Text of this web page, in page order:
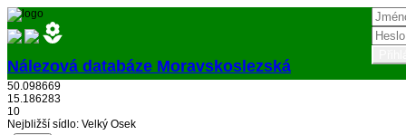
Nálezová databáze Moravskoslezská
Přihlásit
50.098669
15.186283
10
Nejbližší sídlo: Velký Osek